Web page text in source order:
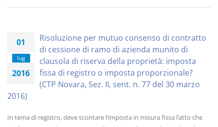
01
lug
2016
Risoluzione per mutuo consenso di contratto
di cessione di ramo di azienda munito di
clausola di riserva della proprietà: imposta
fissa di registro o imposta proporzionale?
(CTP Novara, Sez. II, sent. n. 77 del 30 marzo
2016)
In tema di registro, deve scontare l’imposta in misura fissa l’atto che